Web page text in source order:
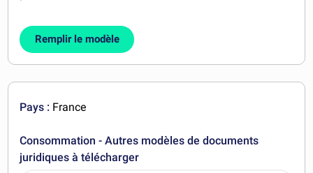
Remplir le modèle
Pays : France
Consommation - Autres modèles de documents
juridiques à télécharger